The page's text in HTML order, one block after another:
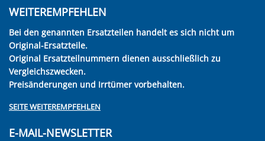
WEITEREMPFEHLEN
Bei den genannten Ersatzteilen handelt es sich nicht um
Original-Ersatzteile.
Original Ersatzteilnummern dienen ausschließlich zu
Vergleichszwecken.
Preisänderungen und Irrtümer vorbehalten.
SEITE WEITEREMPFEHLEN
E-MAIL-NEWSLETTER